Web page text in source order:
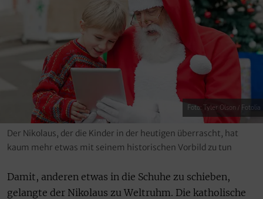
Foto: Tyler Olson / Fotolia
Der Nikolaus, der die Kinder in der heutigen überrascht, hat
kaum mehr etwas mit seinem historischen Vorbild zu tun
Damit, anderen etwas in die Schuhe zu schieben,
gelangte der Nikolaus zu Weltruhm. Die katholische